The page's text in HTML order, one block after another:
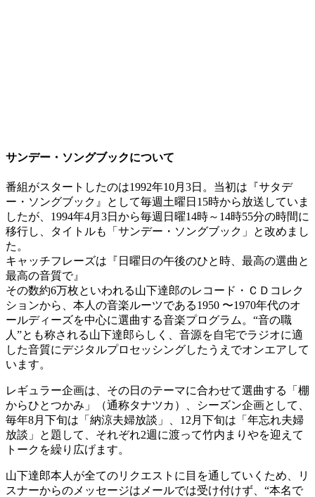
サンデー・ソングブックについて
番組がスタートしたのは1992年10月3日。当初は『サタデ
ー・ソングブック』として毎週土曜日15時から放送していま
したが、1994年4月3日から毎週日曜14時～14時55分の時間に
移行し、タイトルも「サンデー・ソングブック」と改めまし
た。
キャッチフレーズは『日曜日の午後のひと時、最高の選曲と
最高の音質で』
その数約6万枚といわれる山下達郎のレコード・ＣＤコレク
ションから、本人の音楽ルーツである1950 〜1970年代のオ
ールディーズを中心に選曲する音楽プログラム。“音の職
人”とも称される山下達郎らしく、音源を自宅でラジオに適
した音質にデジタルプロセッシングしたうえでオンエアして
います。
レギュラー企画は、その日のテーマに合わせて選曲する「棚
からひとつかみ」（通称タナツカ）、シーズン企画として、
毎年8月下旬は「納涼夫婦放談」、12月下旬は「年忘れ夫婦
放談」と題して、それぞれ2週に渡って竹内まりやを迎えて
トークを繰り広げます。
山下達郎本人が全てのリクエストに目を通していくため、リ
スナーからのメッセージはメールでは受け付けず、“本名で